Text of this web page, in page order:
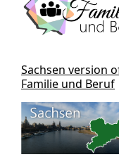
Sachsen version
Familie und Beruf